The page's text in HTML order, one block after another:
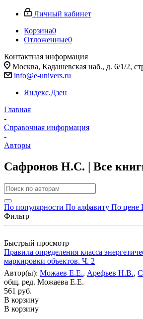
Личный кабинет
Корзина0
Отложенные0
Контактная информация
Москва, Кадашевская наб., д. 6/1/2,
info@e-univers.ru
Яндекс.Дзен
Главная
-
Справочная информация
-
Авторы
Сафронов Н.С. | Все
По популярности По алфавиту По цене
Фильтр
Быстрый просмотр
Правила определения класса
маркировки объектов. Ч. 2
Автор(ы): Можаев Е.Е., Арефьев Н.В.,
общ. ред. Можаева Е.Е.
561 руб.
В корзину
В корзину